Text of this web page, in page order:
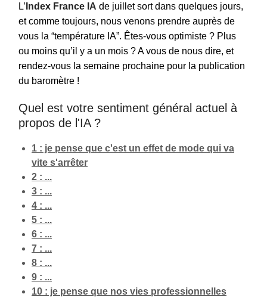
L’ Index France IA de juillet sort dans quelques jours,
et comme toujours, nous venons prendre auprès de
vous la “température IA”. Êtes-vous optimiste ? Plus
ou moins qu’il y a un mois ? A vous de nous dire, et
rendez-vous la semaine prochaine pour la publication
du baromètre !
Quel est votre sentiment général actuel à
propos de l'IA ?
1 : je pense que c'est un effet de mode qui va
vite s'arrêter
2 : ...
3 : ...
4 : ...
5 : ...
6 : ...
7 : ...
8 : ...
9 : ...
10 : je pense que nos vies professionnelles